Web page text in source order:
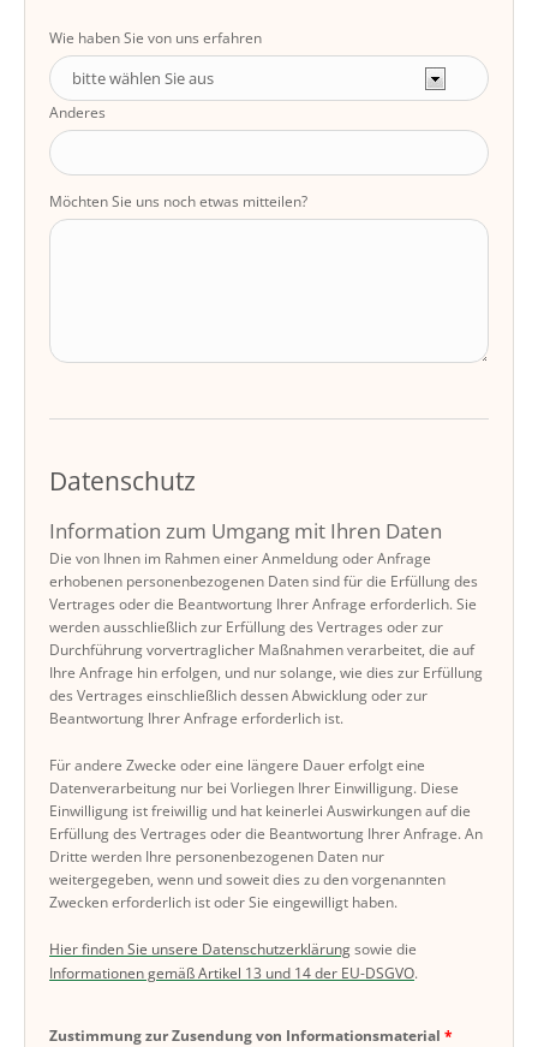
Wie haben Sie von uns erfahren
Anderes
Möchten Sie uns noch etwas mitteilen?
Datenschutz
Information zum Umgang mit Ihren Daten
Die von Ihnen im Rahmen einer Anmeldung oder Anfrage
erhobenen personenbezogenen Daten sind für die Erfüllung des
Vertrages oder die Beantwortung Ihrer Anfrage erforderlich. Sie
werden ausschließlich zur Erfüllung des Vertrages oder zur
Durchführung vorvertraglicher Maßnahmen verarbeitet, die auf
Ihre Anfrage hin erfolgen, und nur solange, wie dies zur Erfüllung
des Vertrages einschließlich dessen Abwicklung oder zur
Beantwortung Ihrer Anfrage erforderlich ist.
Für andere Zwecke oder eine längere Dauer erfolgt eine
Datenverarbeitung nur bei Vorliegen Ihrer Einwilligung. Diese
Einwilligung ist freiwillig und hat keinerlei Auswirkungen auf die
Erfüllung des Vertrages oder die Beantwortung Ihrer Anfrage. An
Dritte werden Ihre personenbezogenen Daten nur
weitergegeben, wenn und soweit dies zu den vorgenannten
Zwecken erforderlich ist oder Sie eingewilligt haben.
Hier finden Sie unsere Datenschutzerklärungsowie die
Informationen gemäß Artikel 13 und 14 der EU-DSGVO.
Zustimmung zur Zusendung von Informationsmaterial